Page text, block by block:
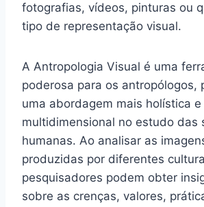
fotografias, vídeos, pinturas ou
tipo de representação visual.
A Antropologia Visual é uma
poderosa para os antropólogos,
uma abordagem mais holística e
multidimensional no estudo das
humanas. Ao analisar as
produzidas por diferentes
pesquisadores podem obter
sobre as crenças, valores,